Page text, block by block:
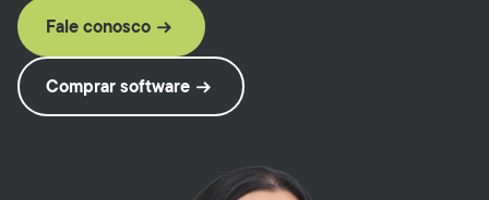
Fale conosco
Comprar software